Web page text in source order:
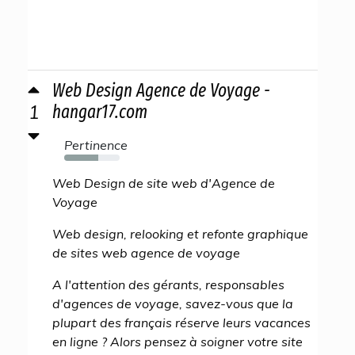
1
Web Design Agence de Voyage -
hangar17.com
Pertinence
62%
Web Design de site web d'Agence de
Voyage
Web design, relooking et refonte graphique
de sites web agence de voyage
A l'attention des gérants, responsables
d'agences de voyage, savez-vous que la
plupart des français réserve leurs vacances
en ligne ? Alors pensez à soigner votre site